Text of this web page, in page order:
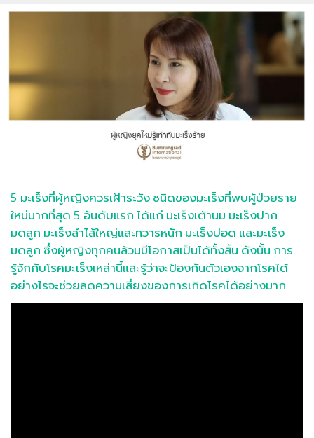
5 มะเร็งที่ผู้หญิงควรเฝ้าระวัง ชนิดของมะเร็งที่พบผู้ป่วยราย
ใหม่มากที่สุด 5 อันดับแรก ได้แก่ มะเร็งเต้านม มะเร็งปาก
มดลูก มะเร็งลำไส้ใหญ่และทวารหนัก มะเร็งปอด และมะเร็ง
มดลูก ซึ่งผู้หญิงทุกคนล้วนมีโอกาสเป็นได้ทั้งสิ้น ดังนั้น การ
รู้จักกับโรคมะเร็งเหล่านี้และรู้ว่าจะป้องกันตัวเองจากโรคได้
อย่างไรจะช่วยลดความเสี่ยงของการเกิดโรคได้อย่างมาก